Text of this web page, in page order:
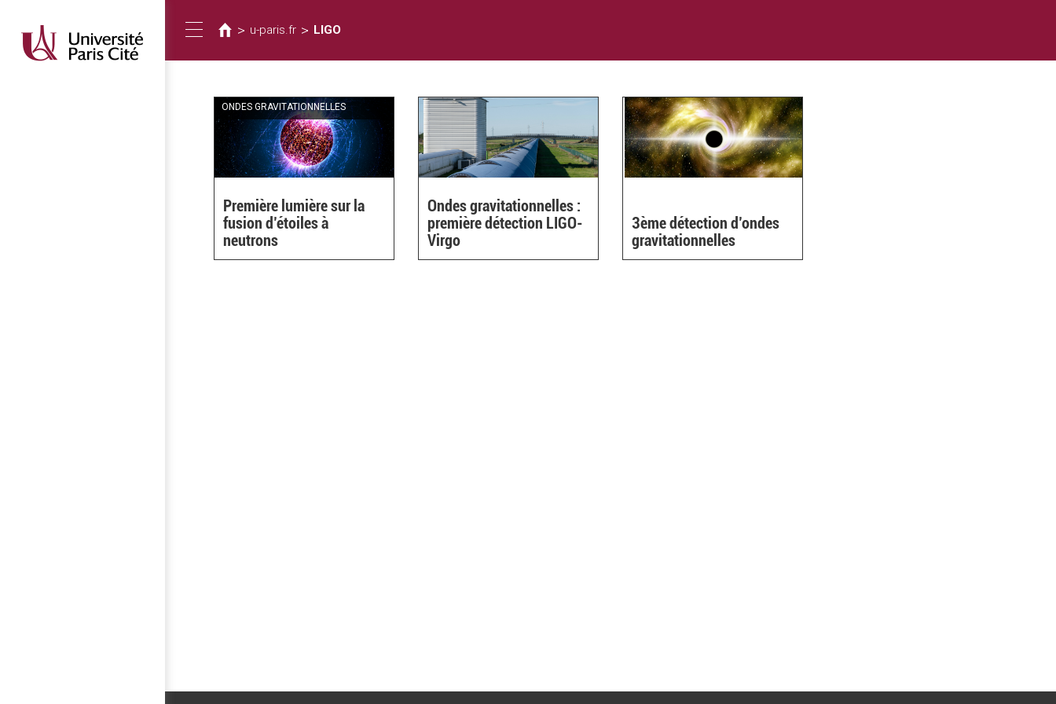
contenu
principal
Toggle
navigation
êtes
ici
> u-paris.fr > LIGO
ONDES GRAVITATIONNELLES
Première lumière sur la
fusion d’étoiles à
neutrons
Ondes gravitationnelles :
première détection LIGO-
Virgo
3ème détection d’ondes
gravitationnelles